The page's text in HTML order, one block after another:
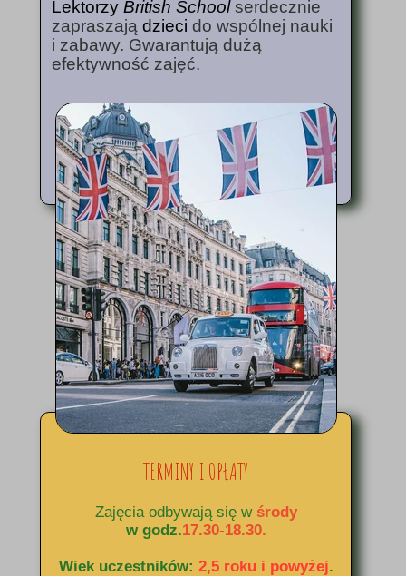
TERMINY I OPŁATY
Zajęcia odbywają się w środy
w godz.17.30-18.30.
Wiek uczestników: 2,5 roku i powyżej.
Lektorzy British Schoolserdecznie
zapraszają dzieci do wspólnej nauki
i zabawy. Gwarantują dużą
efektywność zajęć.